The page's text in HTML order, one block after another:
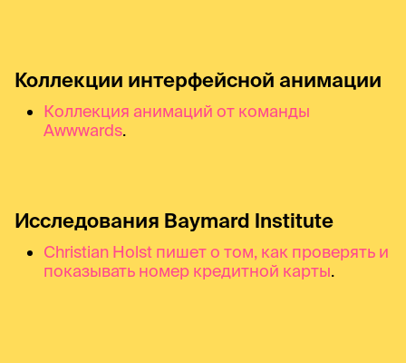
Коллекции интерфейсной анимации
Коллекция анимаций от команды
Awwwards.
Исследования Baymard Institute
Christian Holst пишет о том, как проверять и
показывать номер кредитной карты.